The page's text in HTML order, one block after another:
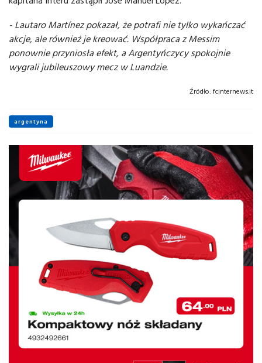
- Lautaro Martínez pokazał, że potrafi nie tylko wykańczać
akcje, ale również je kreować. Współpraca z Messim
ponownie przyniosła efekt, a Argentyńczycy spokojnie
wygrali jubileuszowy mecz w Luandzie.
Źródło: fcinternews.it
argentyna